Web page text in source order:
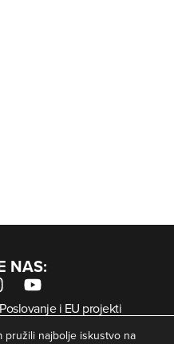
NAS:
Poslovanje i EU projekti
korištenjaZaštita privatnosti
pružili najbolje iskustvo na